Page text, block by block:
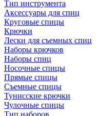
Тип инструмента
Аксессуары для спиц
Круговые спицы
Крючки
Лески для съемных спиц
Наборы крючков
Наборы спиц
Носочные спицы
Прямые спицы
Съемные спицы
Тунисские крючки
Чулочные спицы
Тип наборов